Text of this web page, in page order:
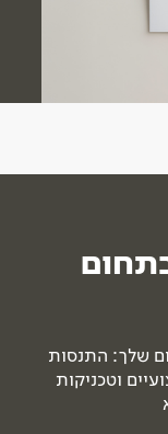
שלך: התנסות
וטכניקות